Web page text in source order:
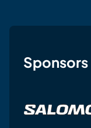
Sponsors